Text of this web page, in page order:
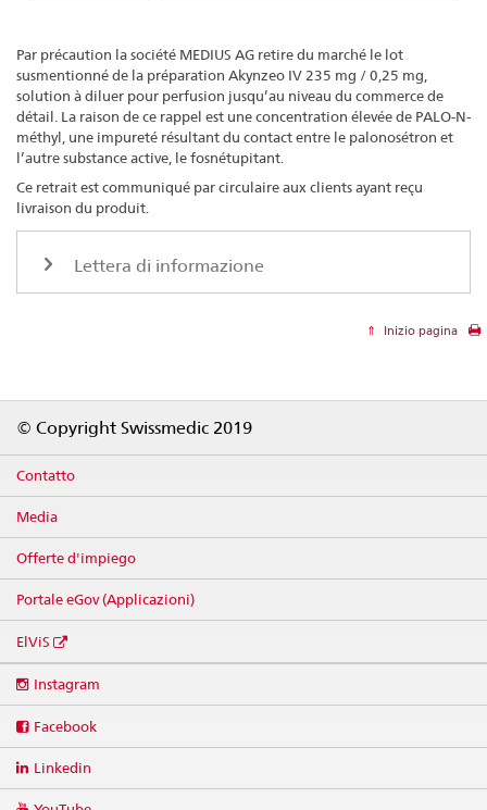
Par précaution la société MEDIUS AG retire du marché le lot
susmentionné de la préparation Akynzeo IV 235 mg / 0,25 mg,
solution à diluer pour perfusion jusqu’au niveau du commerce de
détail. La raison de ce rappel est une concentration élevée de PALO-N-
méthyl, une impureté résultant du contact entre le palonosétron et
l’autre substance active, le fosnétupitant.
Ce retrait est communiqué par circulaire aux clients ayant reçu
livraison du produit.
Lettera di informazione
Inizio pagina
© Copyright Swissmedic 2019
Contatto
Media
Offerte d'impiego
Portale eGov (Applicazioni)
ElViS
media
Instagram
Facebook
Linkedin